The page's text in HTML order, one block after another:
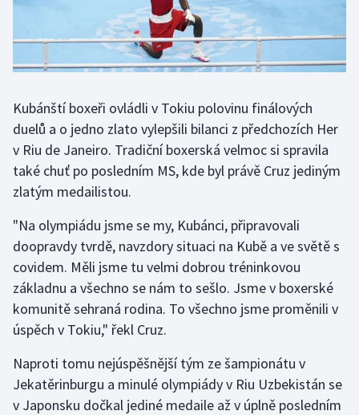
Krasobruslení
Lezení
Moderní pětiboj
Motorsport
Olympijské hry
Parasport
Plavání
Kubánští boxeři ovládli v Tokiu polovinu finálových
duelů a o jedno zlato vylepšili bilanci z předchozích Her
v Riu de Janeiro. Tradiční boxerská velmoc si spravila
také chuť po posledním MS, kde byl právě Cruz jediným
zlatým medailistou.
"Na olympiádu jsme se my, Kubánci, připravovali
doopravdy tvrdě, navzdory situaci na Kubě a ve světě s
covidem. Měli jsme tu velmi dobrou tréninkovou
základnu a všechno se nám to sešlo. Jsme v boxerské
komunitě sehraná rodina. To všechno jsme proměnili v
úspěch v Tokiu," řekl Cruz.
Naproti tomu nejúspěšnější tým ze šampionátu v
Jekatěrinburgu a minulé olympiády v Riu Uzbekistán se
v Japonsku dočkal jediné medaile až v úplně posledním